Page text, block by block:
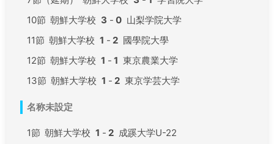
10節 朝鮮大学校 3 - 0 山梨学院大学
11節 朝鮮大学校 1 - 2 國學院大學
12節 朝鮮大学校 1 - 1 東京農業大学
13節 朝鮮大学校 1 - 2 東京学芸大学
名称未設定
1節 朝鮮大学校 1 - 2 成蹊大学U-22